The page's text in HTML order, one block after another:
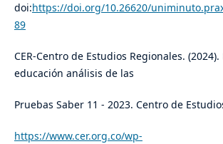
doi:https://doi.org/10.26620/
89
CER-Centro de Estudios Regionales.
educación análisis de las
Pruebas Saber 11 - 2023. Centro de
https://www.cer.org.co/wp-